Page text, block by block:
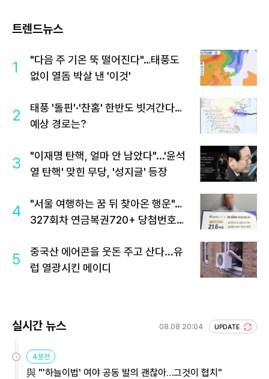
트렌드뉴스
1
"다음 주 기온 뚝 떨어진다"…태풍도
없이 열돔 박살 낸 '이것'
2
태풍 '돌핀'·'찬홈' 한반도 빗겨간다…
예상 경로는?
3
"이재명 탄핵, 얼마 안 남았다"...'윤석
열 탄핵' 맞힌 무당, '성지글' 등장
4
"서울 여행하는 꿈 뒤 찾아온 행운"…
327회차 연금복권720+ 당첨번호조
5
중국산 에어콘을 웃돈 주고 산다...유
럽 열광시킨 메이디
실시간 뉴스 08.08 20:04 UPDATE
4분전
與 "'하늘이법' 여야 공동 발의 괜찮아…그것이 협치"